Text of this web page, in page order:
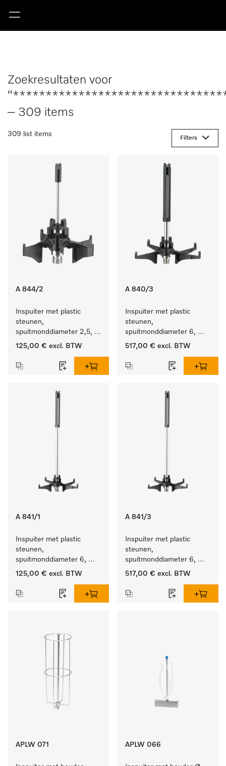
Zoekresultaten voor
– 309 items
309 list items
Filters
A 844/2
Inspuiter met plastic
steunen,
spuitmonddiameter 2,5,
lengte 80 mm, 10 stuks.
125,00 € excl. BTW
A 840/3
Inspuiter met plastic
steunen,
spuitmonddiameter 6,
lengte 130 mm, 20 stuks.
517,00 € excl. BTW
A 841/1
Inspuiter met plastic
steunen,
spuitmonddiameter 6,
lengte 210 mm, 5 stuks
125,00 € excl. BTW
A 841/3
Inspuiter met plastic
steunen,
spuitmonddiameter 6,
lengte 210 mm, 20 stuks
517,00 € excl. BTW
APLW 071 APLW 066